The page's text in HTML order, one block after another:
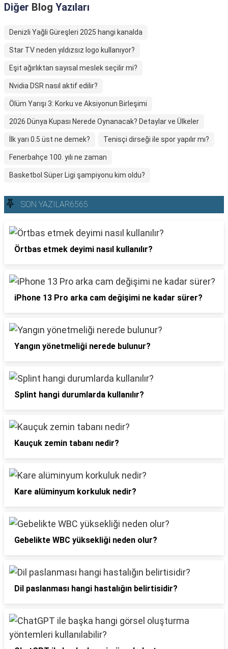
Diğer Blog Yazıları
Denizli Yağli Güreşleri 2025 hangi kanalda
Star TV neden yıldızsız logo kullanıyor?
Eşit ağırlıktan sayısal meslek seçilir mi?
Nvidia DSR nasıl aktif edilir?
Ölüm Yarışı 3: Korku ve Aksiyonun Birleşimi
2026 Dünya Kupası Nerede Oynanacak? Detaylar ve Ülkeler
İlk yarı 0.5 üst ne demek? Tenisçi dirseği ile spor yapılır mı?
Fenerbahçe 100. yılı ne zaman
Basketbol Süper Ligi şampiyonu kim oldu?
SON YAZILAR6565
Örtbas etmek deyimi nasıl kullanılır?
iPhone 13 Pro arka cam değişimi ne kadar sürer?
Yangın yönetmeliği nerede bulunur?
Splint hangi durumlarda kullanılır?
Kauçuk zemin tabanı nedir?
Kare alüminyum korkuluk nedir?
Gebelikte WBC yüksekliği neden olur?
Dil paslanması hangi hastalığın belirtisidir?